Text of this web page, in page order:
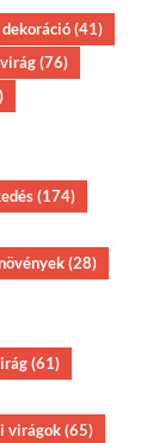
dekoráció(41)
(76)
(174)
(28)
(61)
virágok(65)